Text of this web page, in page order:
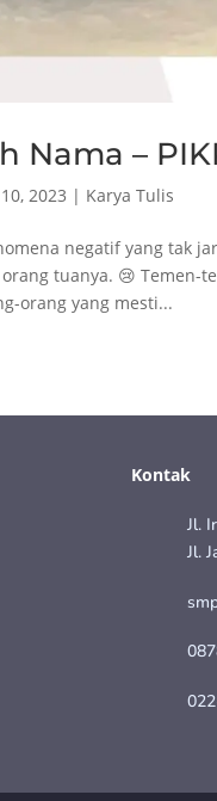
Nama –
2023 | Karya Tulis
negatif yang tak
tuanya. 😢
orang yang mesti...
Kontak
Jl.
Jl.